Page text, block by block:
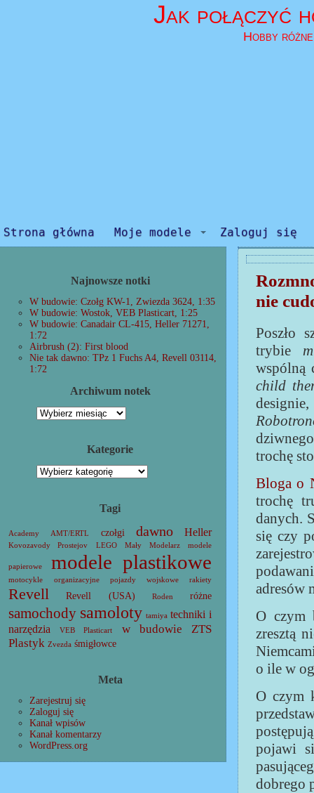
Jak połączyć
Hobby
Strona główna Moje modele Zaloguj się
Najnowsze notki
W budowie: Czołg KW-1, Zwiezda 3624, 1:35
W budowie: Wostok, VEB Plasticart, 1:25
W budowie: Canadair CL-415, Heller 71271,
1:72
Airbrush (2): First blood
Nie tak dawno: TPz 1 Fuchs A4, Revell 03114,
1:72
Archiwum notek
Archiwum
Kategorie
Kategorie
Tagi
Academy AMT/ERTL czołgi dawno Heller
Kovozavody Prostejov LEGO Mały Modelarz modele
papierowe modele plastikowe
motocykle organizacyjne pojazdy wojskowe rakiety
Revell Revell (USA) Roden różne
samochody samoloty tamiya techniki i
narzędzia
VEB Plasticart w budowie
ZTS
Plastyk Zvezda śmigłowce
Meta
Zarejestruj się
Zaloguj się
Kanał wpisów
Kanał komentarzy
WordPress.org
nie
Poszło
trybie
wspólną
child
trochę
Bloga o
trochę
danych.
się czy
adresów
O czym
zresztą
o ile w
O czym
pojawi
dobrego